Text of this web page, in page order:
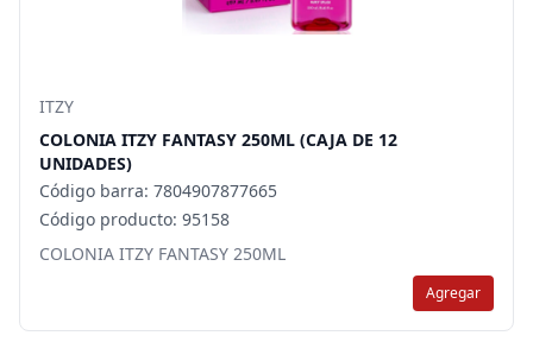
ITZY
COLONIA ITZY FANTASY 250ML (CAJA DE 12
UNIDADES)
Código barra: 7804907877665
Código producto: 95158
COLONIA ITZY FANTASY 250ML
Agregar